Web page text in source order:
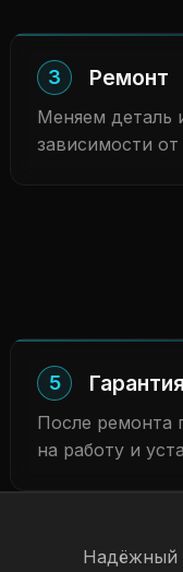
3 Ремонт
Меняем деталь
зависимости
5 Гарантия
После ремонта
на работу и
Надёжный